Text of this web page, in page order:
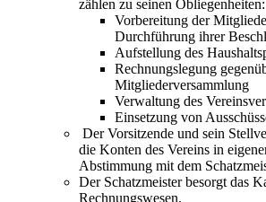
zählen zu seinen Obliegenheiten:
Vorbereitung der
Durchführung ihrer
Aufstellung des
Rechnungslegung
Mitgliederversammlung
Verwaltung des
Einsetzung von
Der Vorsitzende und sein
die Konten des Vereins in
Abstimmung mit dem
Der Schatzmeister besorgt das
Rechnungswesen.